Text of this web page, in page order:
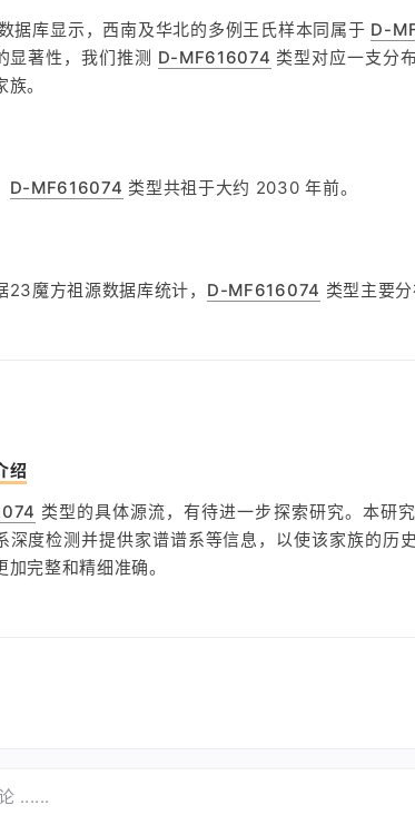
据库显示，西南及华北的多例王氏样本同属于 D-
显著性，我们推测 D-MF616074 类型对应一支分
。
D-MF616074 类型共祖于大约 2030 年前。
23魔方祖源数据库统计， D-MF616074 类型主要
绍
类型的具体源流，有待进一步探索研究。本研
深度检测并提供家谱谱系等信息，以使该家族的历
加完整和精细准确。
......